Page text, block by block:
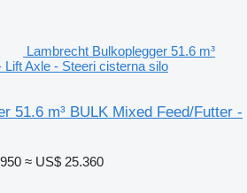
Lambrecht Bulkoplegger 51.6 m³
Axle - Steeri cisterna silo
51.6 m³ BULK Mixed Feed/Futter -
≈ US$ 25.360